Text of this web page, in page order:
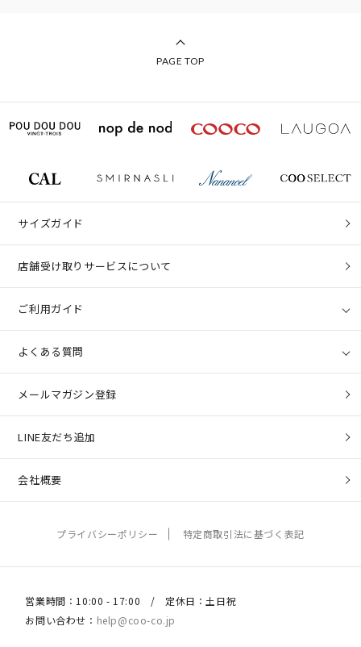
PAGE TOP
サイズガイド
店舗受け取りサービスについて
ご利用ガイド
よくある質問
メールマガジン登録
LINE友だち追加
会社概要
プライバシーポリシー 特定商取引法に基づく表記
営業時間：10:00 - 17:00 / 定休日：土日祝
お問い合わせ： help@coo-co.jp